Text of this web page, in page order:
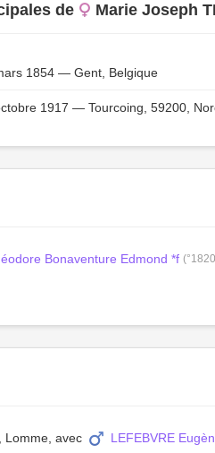
de Marie Joseph
1854 — Gent, Belgique
1917 — Tourcoing, 59200,
Bonaventure Edmond *f
Lomme, avec LEFEBVRE